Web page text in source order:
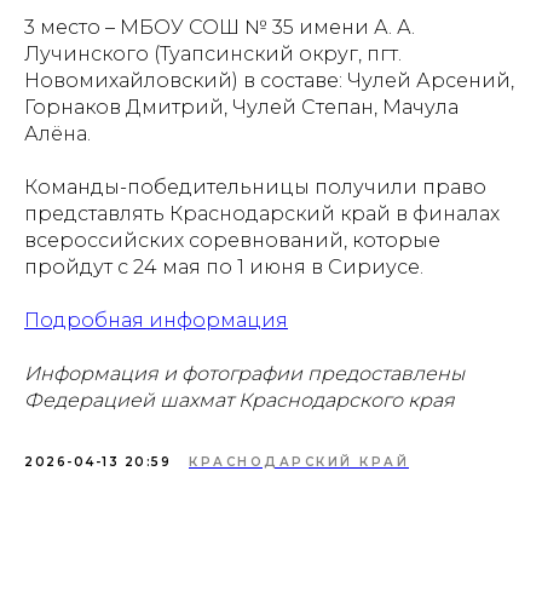
3 место – МБОУ СОШ № 35 имени А. А.
Лучинского (Туапсинский округ, пгт.
Новомихайловский) в составе: Чулей Арсений,
Горнаков Дмитрий, Чулей Степан, Мачула
Алёна.
Команды-победительницы получили право
представлять Краснодарский край в финалах
всероссийских соревнований, которые
пройдут с 24 мая по 1 июня в Сириусе.
Подробная информация
Информация и фотографии предоставлены
Федерацией шахмат Краснодарского края
2026-04-13 20:59 КРАСНОДАРСКИЙ КРАЙ